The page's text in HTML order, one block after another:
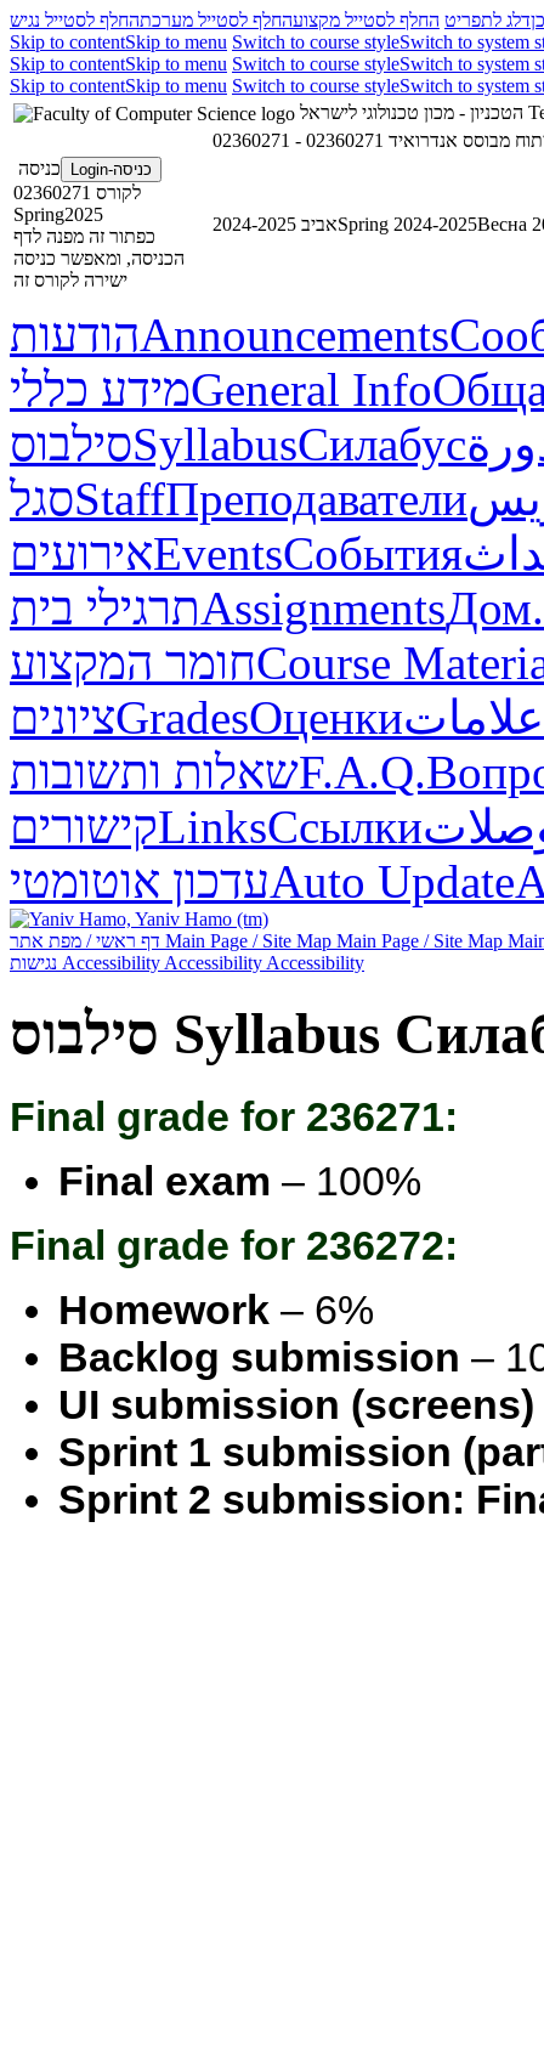
דלג לתפריט החלף לסטייל מקצועהחלף לסטייל מערכתהחלף לסטייל נגיש
Skip to contentSkip to menu Switch to course styleSwitch to system
Skip to contentSkip to menu Switch to course styleSwitch to system
Skip to contentSkip to menu Switch to course styleSwitch to system
- פיתוח מבוסס אנדרואיד
כניסה-Login
כניסה
לקורס 02360271
Spring2025
כפתור זה מפנה לדף
הכניסה, ומאפשר כניסה
ישירה לקורס זה
אביב 2024-2025Spring 2024-2025Весна
הודעותAnnouncements
מידע כלליGeneral Info
סילבוסSyllabusСилабус
סגלStaffПреподаватели
אירועיםEventsСобытия
תרגילי ביתAssignmentsДом.
חומר המקצועCourse
ציוניםGradesОценкиعلامات
שאלות ותשובותF.A.Q.
קישוריםLinksСсылки
עדכון אוטומטיAuto Update
Main Page / Site Map Main Page / Site Map
Accessibility Accessibility Accessibility
סילבוס Syllabus
Final grade for 236271:
Final exam – 100%
Final grade for 236272:
Homework – 6%
Backlog submission –
UI submission (screens)
Sprint 1 submission
Sprint 2 submission: